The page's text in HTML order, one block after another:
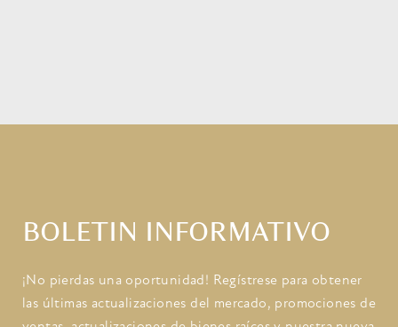
BOLETIN INFORMATIVO
¡No pierdas una oportunidad! Regístrese para obtener
las últimas actualizaciones del mercado, promociones de